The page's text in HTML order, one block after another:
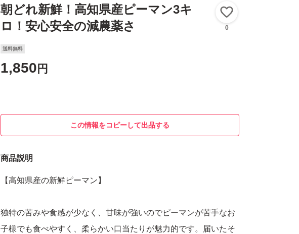
朝どれ新鮮！高知県産ピーマン3キ
ロ！安心安全の減農薬さ
0
送料無料
1,850 円
この情報をコピーして出品する
商品説明
【高知県産の新鮮ピーマン】
独特の苦みや食感が少なく、甘味が強いのでピーマンが苦手なお
子様でも食べやすく、柔らかい口当たりが魅力的です。届いたそ